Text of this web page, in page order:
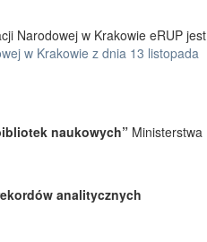
Narodowej w Krakowie eRUP jest
w Krakowie z dnia 13 listopada
naukowych” Ministerstwa
analitycznych